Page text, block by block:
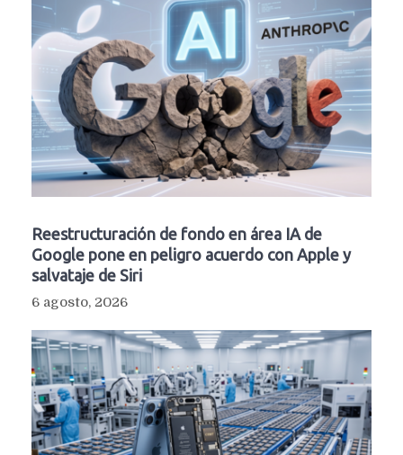
Reestructuración de fondo en área IA de
Google pone en peligro acuerdo con Apple y
salvataje de Siri
6 agosto, 2026